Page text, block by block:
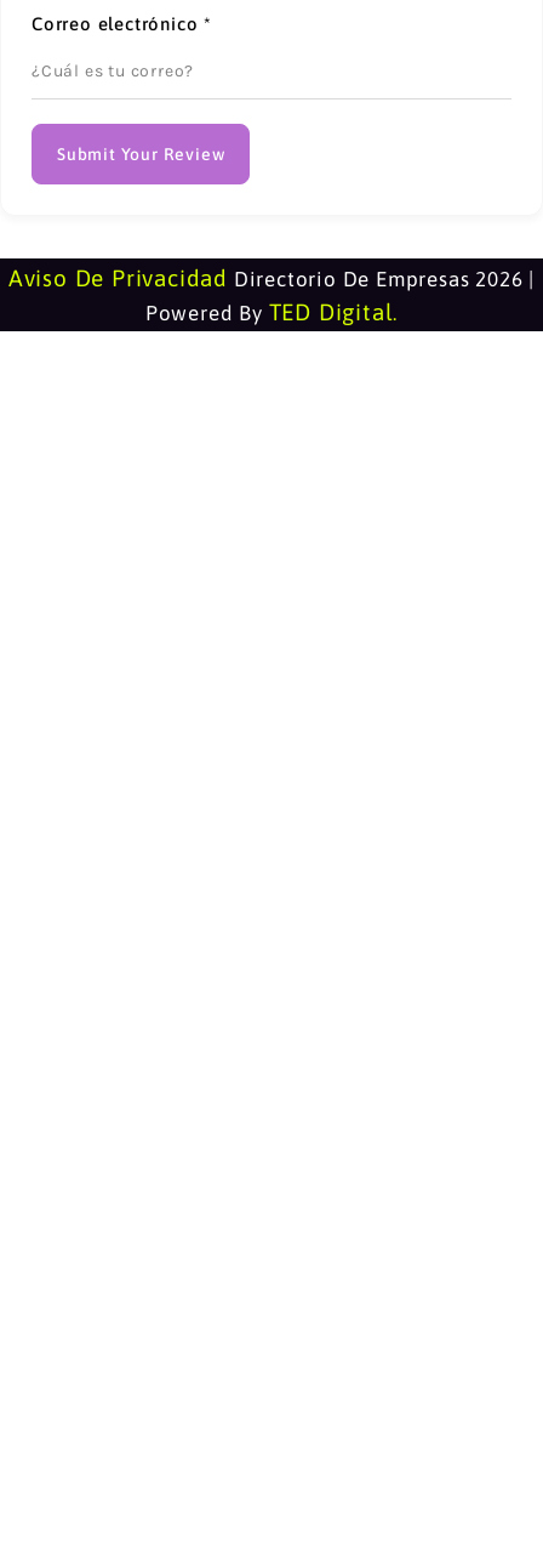
Correo electrónico*
Submit Your Review
Aviso De Privacidad Directorio De Empresas 2026 |
Powered By TED Digital.